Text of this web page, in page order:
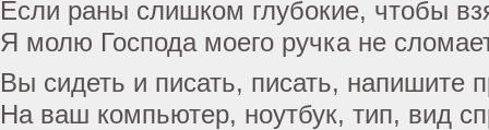
Если раны слишком глубокие, чтобы
Я молю Господа моего ручка не
Вы сидеть и писать, писать, напишите
На ваш компьютер, ноутбук, тип, вид